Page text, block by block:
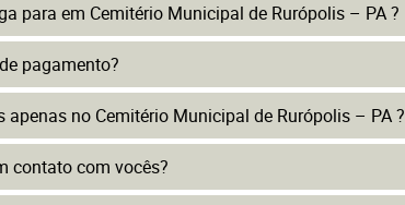
para em Cemitério Municipal de Rurópolis – PA ?
pagamento?
apenas no Cemitério Municipal de Rurópolis – PA ?
contato com vocês?